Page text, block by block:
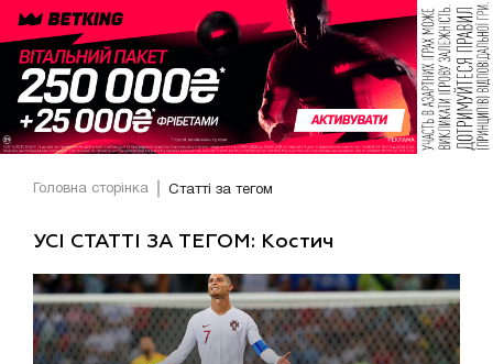
Головна сторінка Статті за тегом
УСІ СТАТТІ ЗА ТЕГОМ: Костич